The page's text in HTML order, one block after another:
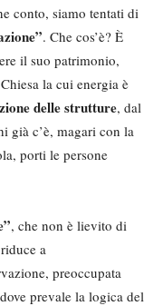
conto, siamo tentati di
. Che cos’è? È
il suo patrimonio,
la cui energia è
delle strutture, dal
già c’è, magari con la
porti le persone
, che non è lievito di
a
preoccupata
prevale la logica del